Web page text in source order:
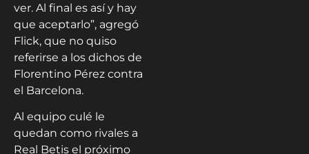
ver. Al final es así y hay
que aceptarlo”, agregó
Flick, que no quiso
referirse a los dichos de
Florentino Pérez contra
el Barcelona.
Al equipo culé le
quedan como rivales a
Real Betis el próximo